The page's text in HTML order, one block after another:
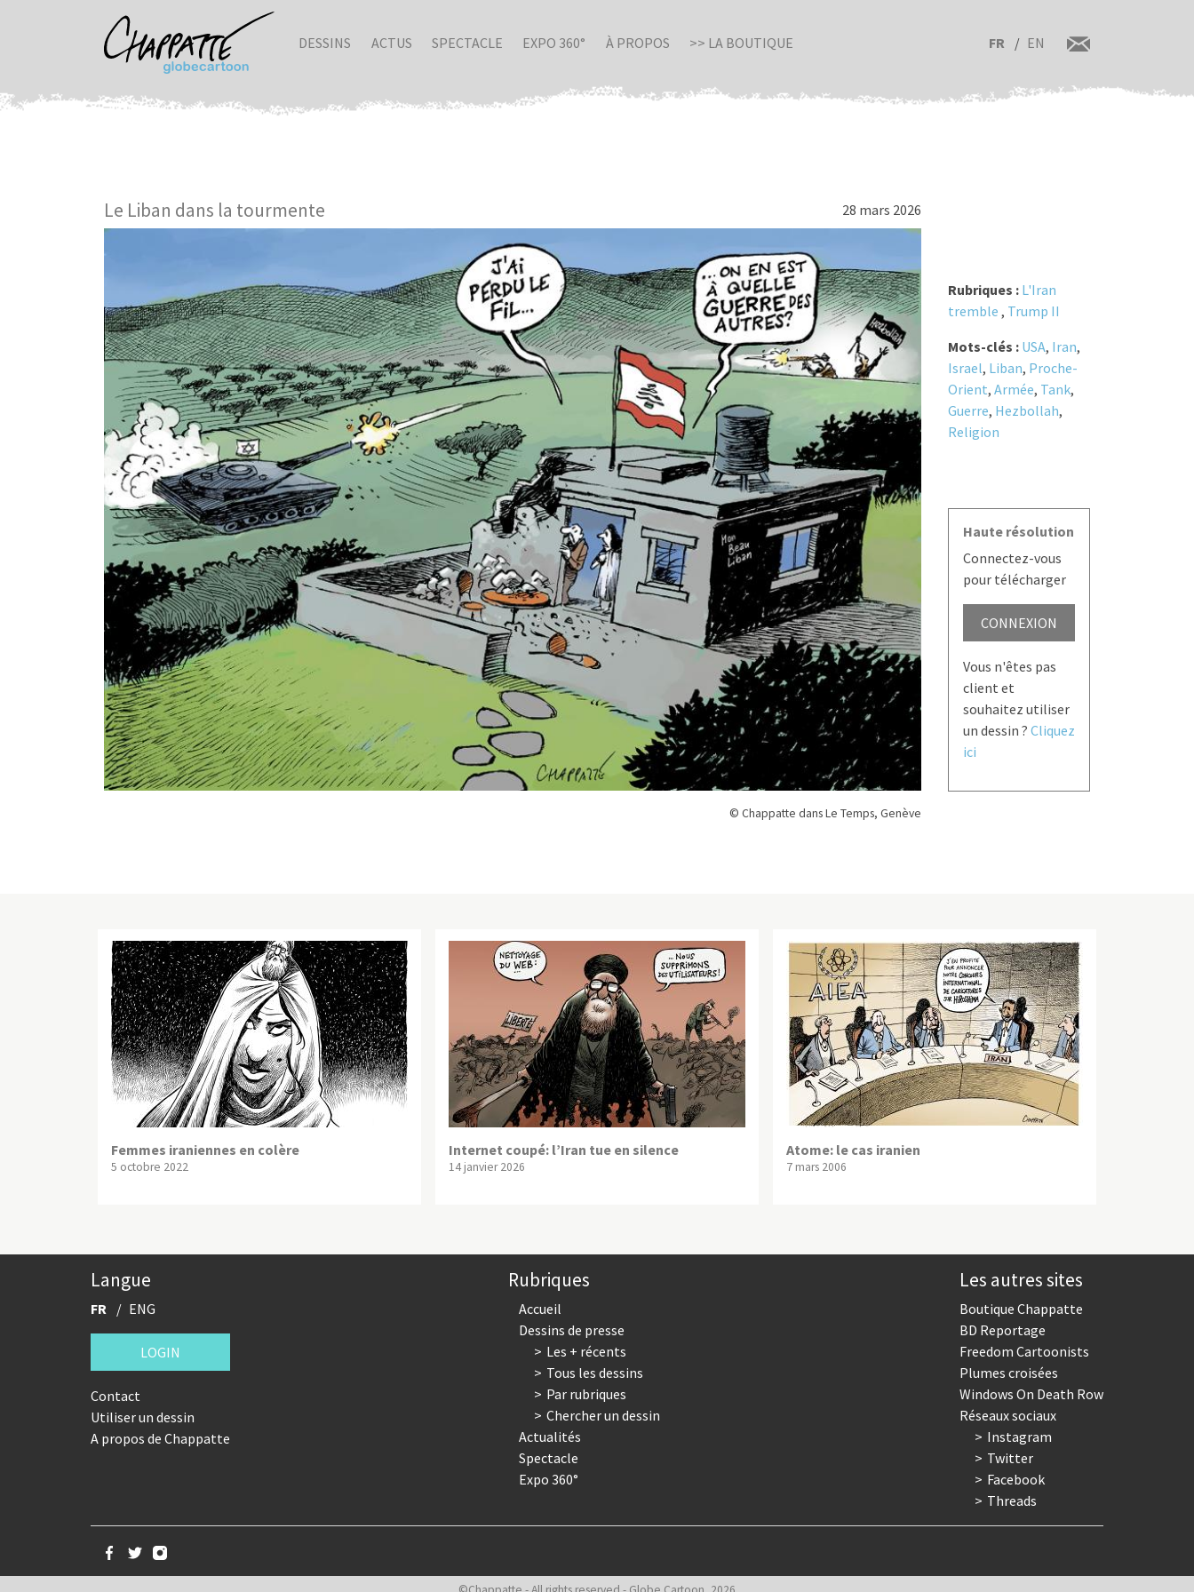
DESSINS ACTUS SPECTACLE EXPO 360° À PROPOS >> LA BOUTIQUE FR EN
Le Liban dans la tourmente 28 mars 2026
© Chappatte dans Le Temps, Genève
Rubriques : L'Iran
tremble , Trump II
Mots-clés : USA, Iran,
Israel, Liban, Proche-
Orient, Armée, Tank,
Guerre, Hezbollah,
Religion
Haute résolution
Connectez-vous
pour télécharger
CONNEXION
Vous n'êtes pas
client et
souhaitez utiliser
un dessin ? Cliquez
ici
Femmes iraniennes en colère
5 octobre 2022
Internet coupé: l’Iran tue en silence
14 janvier 2026
Atome: le cas iranien
7 mars 2006
Langue
FR ENG
LOGIN
Contact
Utiliser un dessin
A propos de Chappatte
Rubriques
Accueil
Dessins de presse
Les + récents
Tous les dessins
Par rubriques
Chercher un dessin
Actualités
Spectacle
Expo 360°
Les autres sites
Boutique Chappatte
BD Reportage
Freedom Cartoonists
Plumes croisées
Windows On Death Row
Réseaux sociaux
Instagram
Twitter
Facebook
Threads